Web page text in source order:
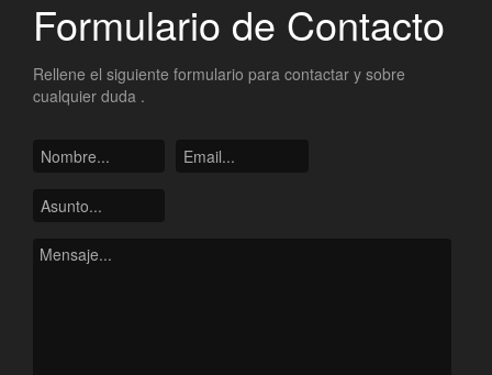
Formulario de Contacto
Rellene el siguiente formulario para contactar y sobre
cualquier duda .